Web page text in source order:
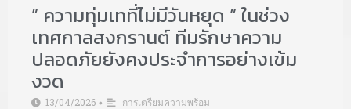
” ความทุ่มเทที่ไม่มีวันหยุด ” ในช่วง
เทศกาลสงกรานต์ ทีมรักษาความ
ปลอดภัยยังคงประจำการอย่างเข้ม
งวด
13/04/2026 • การเตรียมความพร้อม